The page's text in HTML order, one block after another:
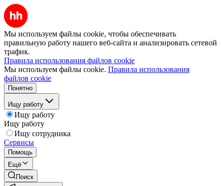
Мы используем файлы cookie, чтобы обеспечивать
правильную работу нашего веб-сайта и анализировать сетевой
трафик.
Правила использования файлов cookie
Мы используем файлы cookie. Правила использования
файлов cookie
Понятно
Ищу работу
Ищу работу
Ищу работу
Ищу сотрудника
Сервисы
Помощь
Ещё
Поиск